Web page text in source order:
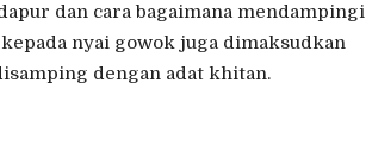
dan cara bagaimana mendampingi
nyai gowok juga dimaksudkan
dengan adat khitan.